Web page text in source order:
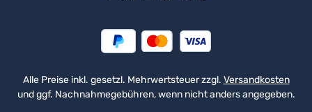
Alle Preise inkl. gesetzl. Mehrwertsteuer zzgl. Versandkosten
und ggf. Nachnahmegebühren, wenn nicht anders angegeben.